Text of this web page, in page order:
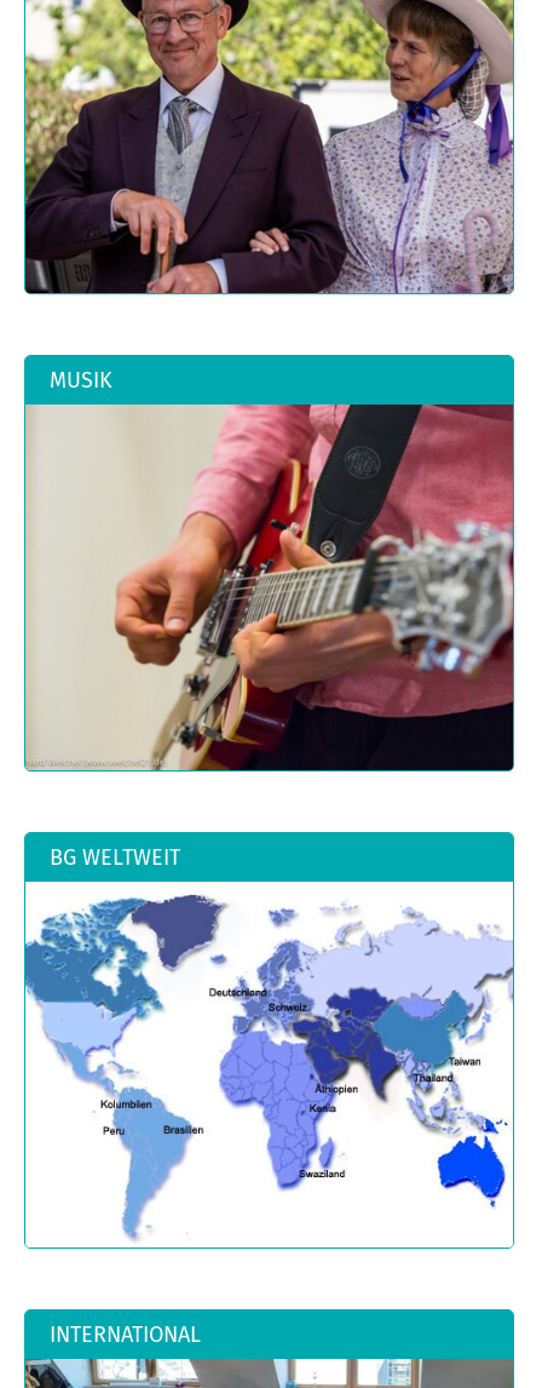
MUSIK
BG WELTWEIT
INTERNATIONAL